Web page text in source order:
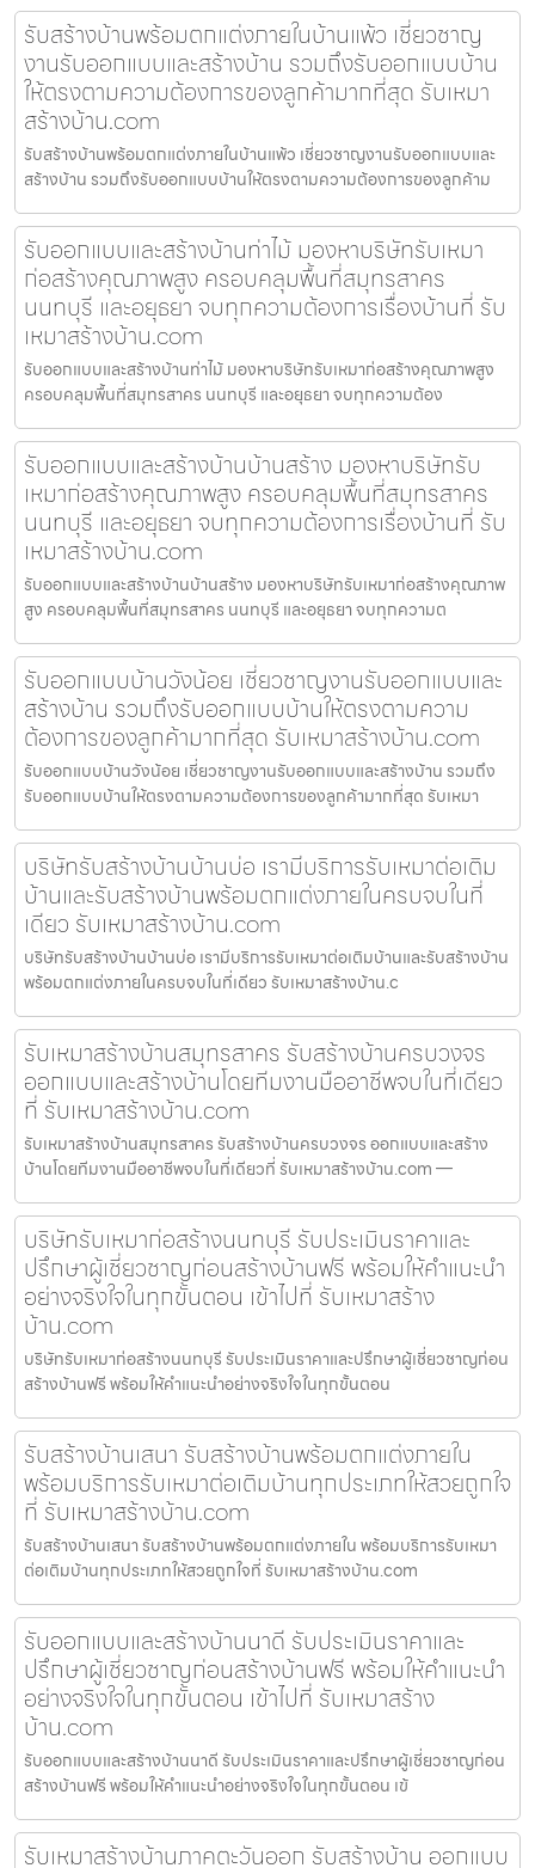
รับสร้างบ้านพร้อมตกแต่งภายในบ้านแพ้ว เชี่ยวชาญ
งานรับออกแบบและสร้างบ้าน รวมถึงรับออกแบบบ้าน
ให้ตรงตามความต้องการของลูกค้ามากที่สุด รับเหมา
สร้างบ้าน.com
รับสร้างบ้านพร้อมตกแต่งภายในบ้านแพ้ว เชี่ยวชาญงานรับออกแบบและ
สร้างบ้าน รวมถึงรับออกแบบบ้านให้ตรงตามความต้องการของลูกค้าม
รับออกแบบและสร้างบ้านท่าไม้ มองหาบริษัทรับเหมา
ก่อสร้างคุณภาพสูง ครอบคลุมพื้นที่สมุทรสาคร
นนทบุรี และอยุธยา จบทุกความต้องการเรื่องบ้านที่ รับ
เหมาสร้างบ้าน.com
รับออกแบบและสร้างบ้านท่าไม้ มองหาบริษัทรับเหมาก่อสร้างคุณภาพสูง
ครอบคลุมพื้นที่สมุทรสาคร นนทบุรี และอยุธยา จบทุกความต้อง
รับออกแบบและสร้างบ้านบ้านสร้าง มองหาบริษัทรับ
เหมาก่อสร้างคุณภาพสูง ครอบคลุมพื้นที่สมุทรสาคร
นนทบุรี และอยุธยา จบทุกความต้องการเรื่องบ้านที่ รับ
เหมาสร้างบ้าน.com
รับออกแบบและสร้างบ้านบ้านสร้าง มองหาบริษัทรับเหมาก่อสร้างคุณภาพ
สูง ครอบคลุมพื้นที่สมุทรสาคร นนทบุรี และอยุธยา จบทุกความต
รับออกแบบบ้านวังน้อย เชี่ยวชาญงานรับออกแบบและ
สร้างบ้าน รวมถึงรับออกแบบบ้านให้ตรงตามความ
ต้องการของลูกค้ามากที่สุด รับเหมาสร้างบ้าน.com
รับออกแบบบ้านวังน้อย เชี่ยวชาญงานรับออกแบบและสร้างบ้าน รวมถึง
รับออกแบบบ้านให้ตรงตามความต้องการของลูกค้ามากที่สุด รับเหมา
บริษัทรับสร้างบ้านบ้านบ่อ เรามีบริการรับเหมาต่อเติม
บ้านและรับสร้างบ้านพร้อมตกแต่งภายในครบจบในที่
เดียว รับเหมาสร้างบ้าน.com
บริษัทรับสร้างบ้านบ้านบ่อ เรามีบริการรับเหมาต่อเติมบ้านและรับสร้างบ้าน
พร้อมตกแต่งภายในครบจบในที่เดียว รับเหมาสร้างบ้าน.c
รับเหมาสร้างบ้านสมุทรสาคร รับสร้างบ้านครบวงจร
ออกแบบและสร้างบ้านโดยทีมงานมืออาชีพจบในที่เดียว
ที่ รับเหมาสร้างบ้าน.com
รับเหมาสร้างบ้านสมุทรสาคร รับสร้างบ้านครบวงจร ออกแบบและสร้าง
บ้านโดยทีมงานมืออาชีพจบในที่เดียวที่ รับเหมาสร้างบ้าน.com —
บริษัทรับเหมาก่อสร้างนนทบุรี รับประเมินราคาและ
ปรึกษาผู้เชี่ยวชาญก่อนสร้างบ้านฟรี พร้อมให้คำแนะนำ
อย่างจริงใจในทุกขั้นตอน เข้าไปที่ รับเหมาสร้าง
บ้าน.com
บริษัทรับเหมาก่อสร้างนนทบุรี รับประเมินราคาและปรึกษาผู้เชี่ยวชาญก่อน
สร้างบ้านฟรี พร้อมให้คำแนะนำอย่างจริงใจในทุกขั้นตอน
รับสร้างบ้านเสนา รับสร้างบ้านพร้อมตกแต่งภายใน
พร้อมบริการรับเหมาต่อเติมบ้านทุกประเภทให้สวยถูกใจ
ที่ รับเหมาสร้างบ้าน.com
รับสร้างบ้านเสนา รับสร้างบ้านพร้อมตกแต่งภายใน พร้อมบริการรับเหมา
ต่อเติมบ้านทุกประเภทให้สวยถูกใจที่ รับเหมาสร้างบ้าน.com
รับออกแบบและสร้างบ้านนาดี รับประเมินราคาและ
ปรึกษาผู้เชี่ยวชาญก่อนสร้างบ้านฟรี พร้อมให้คำแนะนำ
อย่างจริงใจในทุกขั้นตอน เข้าไปที่ รับเหมาสร้าง
บ้าน.com
รับออกแบบและสร้างบ้านนาดี รับประเมินราคาและปรึกษาผู้เชี่ยวชาญก่อน
สร้างบ้านฟรี พร้อมให้คำแนะนำอย่างจริงใจในทุกขั้นตอน เข้
รับเหมาสร้างบ้านภาคตะวันออก รับสร้างบ้าน ออกแบบ